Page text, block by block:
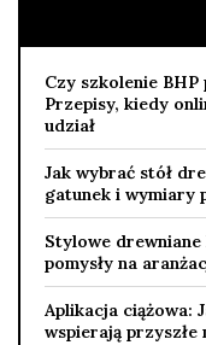
Czy szkolenie
Przepisy, kiedy
udział
Jak wybrać stół
gatunek i wymiary
Stylowe
pomysły na
Aplikacja ciążowa:
wspierają przyszłe